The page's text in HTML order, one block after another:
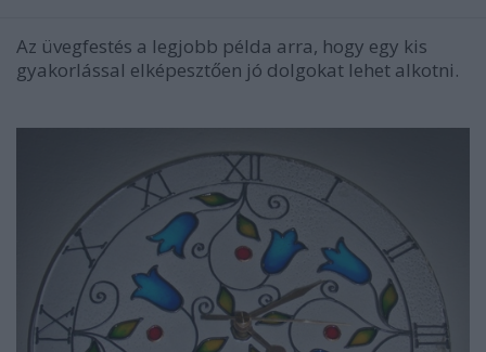
Az üvegfestés a legjobb példa arra, hogy egy kis
gyakorlással elképesztően jó dolgokat lehet alkotni.